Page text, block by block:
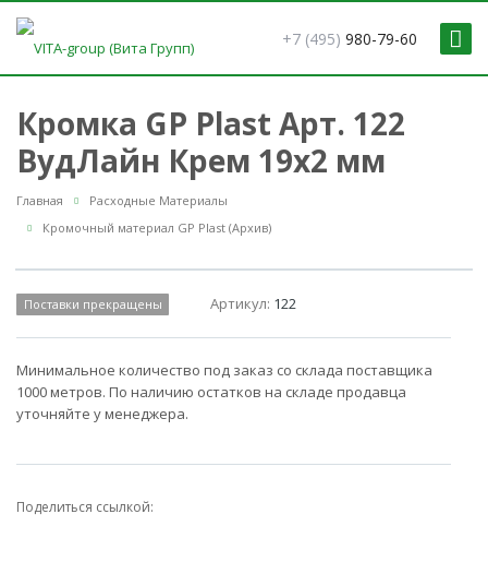
+7 (495) 980-79-60
Кромка GP Plast Арт. 122
ВудЛайн Крем 19x2 мм
Главная
Расходные Материалы
Кромочный материал GP Plast (Архив)
Поставки прекращены Артикул: 122
Минимальное количество под заказ со склада поставщика
1000 метров. По наличию остатков на складе продавца
уточняйте у менеджера.
Поделиться ссылкой: